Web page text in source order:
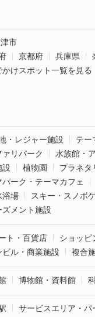
市
京都府 兵庫県
けスポット一覧を見る
・レジャー施設
テー
リパーク
水族館・
設
植物園 プラネタ
ーク・テーマカフェ
浴場
スキー・スノボ
メント施設
ト・百貨店 ショッピ
ル・商業施設
複合
博物館・資料館
サービスエリア・パ